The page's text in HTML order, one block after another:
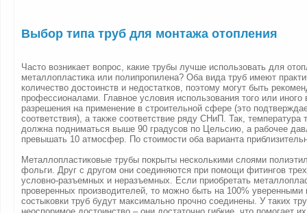
Выбор типа труб для монтажа отопления
Часто возникает вопрос, какие трубы лучше использовать для
металлопластика или полипропилена? Оба вида труб имеют
количество достоинств и недостатков, поэтому могут быть
профессионалами. Главное условия использования того или иного
разрешения на применение в строительной сфере (это
соответствия), а также соответствие ряду СНиП. Так, температура
должна подниматься выше 90 градусов по Цельсию, а рабочее
превышать 10 атмосфер. По стоимости оба варианта
Металлопластиковые трубы покрыты несколькими слоями
фольги. Друг с другом они соединяются при помощи фитингов
условно-разъемных и неразъемных. Если приобретать
проверенных производителей, то можно быть на 100% уверенными
состыковки труб будут максимально прочно соединены. У таких